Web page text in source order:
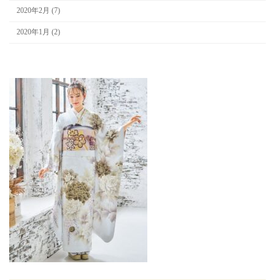
2020年2月 (7)
2020年1月 (2)